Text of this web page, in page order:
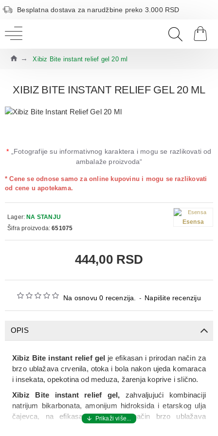
Besplatna dostava za narudžbine preko 3.000 RSD
Xibiz Bite instant relief gel 20 ml
XIBIZ BITE INSTANT RELIEF GEL 20 ML
* „Fotografije su informativnog karaktera i mogu se razlikovati od
ambalaže proizvoda“
Na osnovu 0 recenzija. - Napišite recenziju
* Cene se odnose samo za online kupovinu i mogu se razlikovati
od cene u apotekama.
444,00 RSD
Lager: NA STANJU
Šifra proizvoda: 651075
Esensa
OPIS
Xibiz Bite instant relief gel je efikasan i prirodan način za
brzo ublažava crvenila, otoka i bola nakon ujeda komaraca
i insekata, opekotina od meduza, žarenja koprive i slično.
Xibiz Bite instant relief gel, zahvaljujući kombinaciji
natrijum bikarbonata, amonijum hidroksida i etarskog ulja
čajevca, na efikasan i prirodan način brzo ublažava